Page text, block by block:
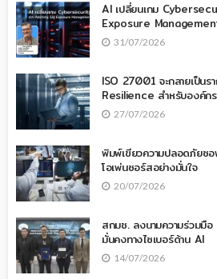
AI เปลี่ยนเกม
Exposure
31/07/2026
ISO 27001 จะกลายเป็นร
Resilience สำหรับองค์ก
27/07/2026
พิมพ์เขียวความปลอดภัยซ
โอเพ่นซอร์สอย่างมั่นใจ
20/07/2026
สกมช. ลงนามความร่วมมื
มั่นคงทางไซเบอร์ด้าน AI
14/07/2026